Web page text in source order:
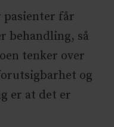
pasienter får
behandling, så
tenker over
og
er at det er